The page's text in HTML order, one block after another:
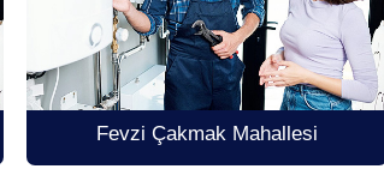
Fevzi Çakmak Mahallesi